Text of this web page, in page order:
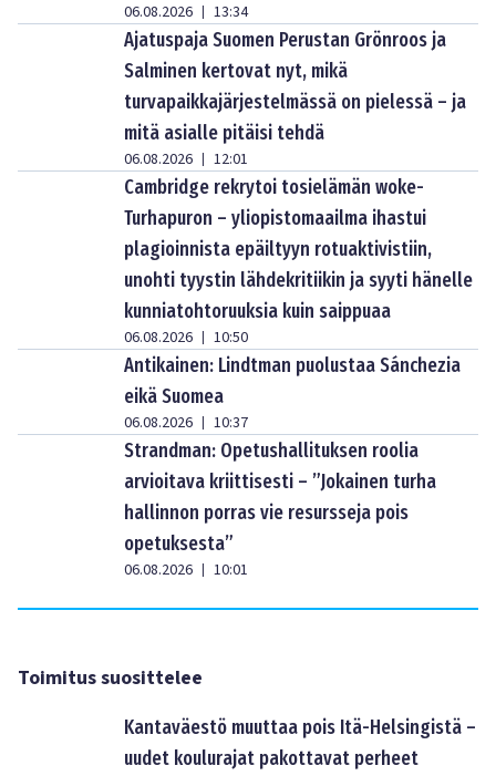
06.08.2026 | 13:34
Ajatuspaja Suomen Perustan Grönroos ja
Salminen kertovat nyt, mikä
turvapaikkajärjestelmässä on pielessä – ja
mitä asialle pitäisi tehdä
06.08.2026 | 12:01
Cambridge rekrytoi tosielämän woke-
Turhapuron – yliopistomaailma ihastui
plagioinnista epäiltyyn rotuaktivistiin,
unohti tyystin lähdekritiikin ja syyti hänelle
kunniatohtoruuksia kuin saippuaa
06.08.2026 | 10:50
Antikainen: Lindtman puolustaa Sánchezia
eikä Suomea
06.08.2026 | 10:37
Strandman: Opetushallituksen roolia
arvioitava kriittisesti – ”Jokainen turha
hallinnon porras vie resursseja pois
opetuksesta”
06.08.2026 | 10:01
Toimitus suosittelee
Kantaväestö muuttaa pois Itä-Helsingistä –
uudet koulurajat pakottavat perheet